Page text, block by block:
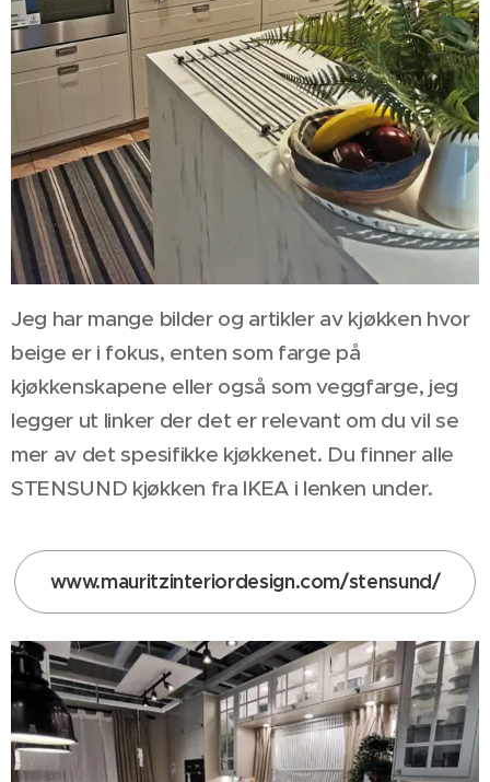
Jeg har mange bilder og artikler av kjøkken hvor
beige er i fokus, enten som farge på
kjøkkenskapene eller også som veggfarge, jeg
legger ut linker der det er relevant om du vil se
mer av det spesifikke kjøkkenet. Du finner alle
STENSUND kjøkken fra IKEA i lenken under.
www.mauritzinteriordesign.com/stensund/